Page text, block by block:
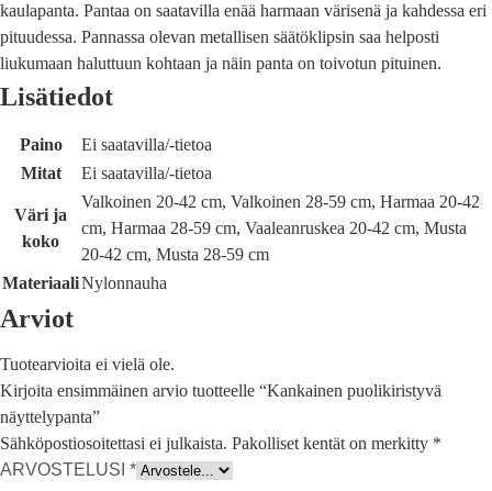
kaulapanta. Pantaa on saatavilla enää harmaan värisenä ja kahdessa eri
pituudessa. Pannassa olevan metallisen säätöklipsin saa helposti
liukumaan haluttuun kohtaan ja näin panta on toivotun pituinen.
Lisätiedot
Paino
Ei saatavilla/-tietoa
Mitat
Ei saatavilla/-tietoa
Väri ja
koko
Valkoinen 20-42 cm, Valkoinen 28-59 cm, Harmaa 20-42
cm, Harmaa 28-59 cm, Vaaleanruskea 20-42 cm, Musta
20-42 cm, Musta 28-59 cm
MateriaaliNylonnauha
Arviot
Tuotearvioita ei vielä ole.
Kirjoita ensimmäinen arvio tuotteelle “Kankainen puolikiristyvä
näyttelypanta”
Sähköpostiosoitettasi ei julkaista. Pakolliset kentät on merkitty *
ARVOSTELUSI *